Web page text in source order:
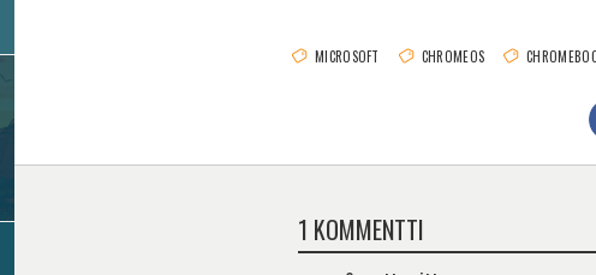
MICROSOFT CHROMEOS
1 KOMMENTTI